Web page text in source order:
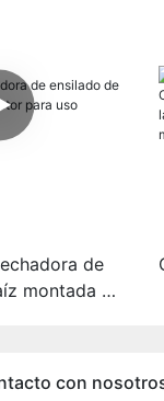
de
montada en
con